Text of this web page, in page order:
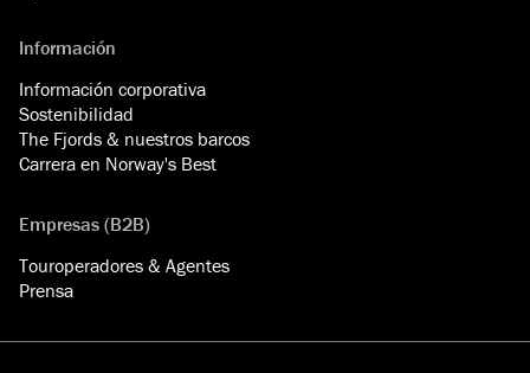
Información
Información corporativa
Sostenibilidad
The Fjords & nuestros barcos
Carrera en Norway's Best
Empresas (B2B)
Touroperadores & Agentes
Prensa